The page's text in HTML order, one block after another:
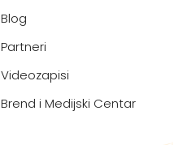
Blog
Partneri
Videozapisi
Brend i Medijski Centar